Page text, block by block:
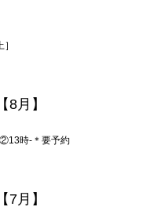
8月】
時-＊要予約
7月】